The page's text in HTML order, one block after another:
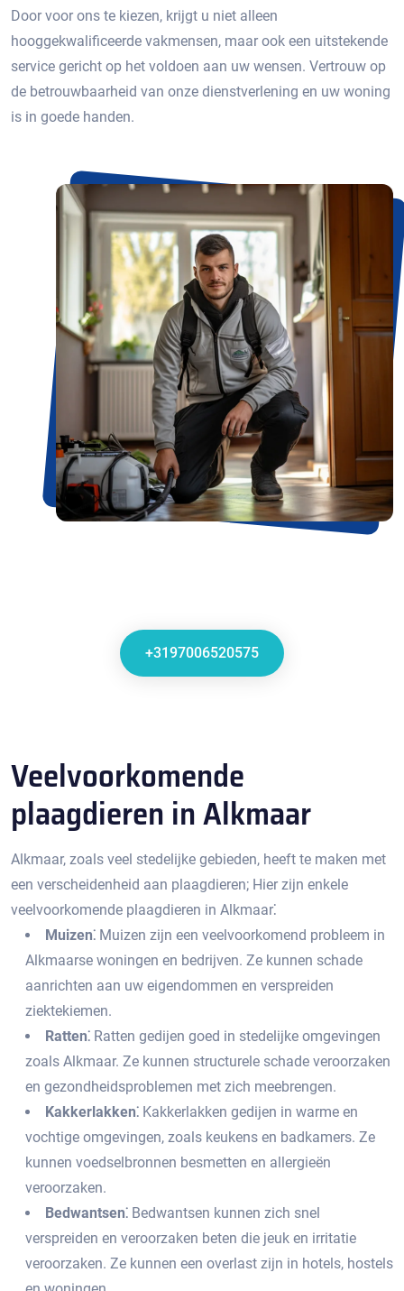
Door voor ons te kiezen, krijgt u niet alleen
hooggekwalificeerde vakmensen, maar ook een uitstekende
service gericht op het voldoen aan uw wensen. Vertrouw op
de betrouwbaarheid van onze dienstverlening en uw woning
is in goede handen.
+3197006520575
Veelvoorkomende
plaagdieren in Alkmaar
Alkmaar, zoals veel stedelijke gebieden, heeft te maken met
een verscheidenheid aan plaagdieren; Hier zijn enkele
veelvoorkomende plaagdieren in Alkmaar⁚
Muizen⁚ Muizen zijn een veelvoorkomend probleem in
Alkmaarse woningen en bedrijven.​ Ze kunnen schade
aanrichten aan uw eigendommen en verspreiden
ziektekiemen.​
Ratten⁚ Ratten gedijen goed in stedelijke omgevingen
zoals Alkmaar.​ Ze kunnen structurele schade veroorzaken
en gezondheidsproblemen met zich meebrengen.​
Kakkerlakken⁚ Kakkerlakken gedijen in warme en
vochtige omgevingen, zoals keukens en badkamers.​ Ze
kunnen voedselbronnen besmetten en allergieën
veroorzaken.​
Bedwantsen⁚ Bedwantsen kunnen zich snel
verspreiden en veroorzaken beten die jeuk en irritatie
veroorzaken.​ Ze kunnen een overlast zijn in hotels, hostels